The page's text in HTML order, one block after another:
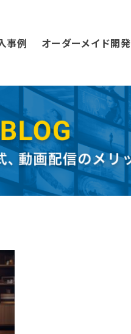
事例 オーダーメイド開発